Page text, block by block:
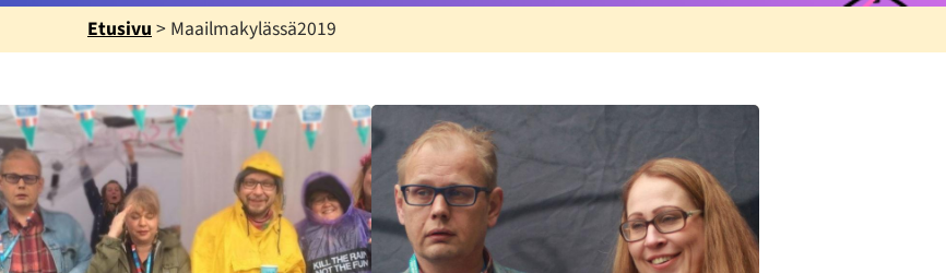
Etusivu> Maailmakylässä2019